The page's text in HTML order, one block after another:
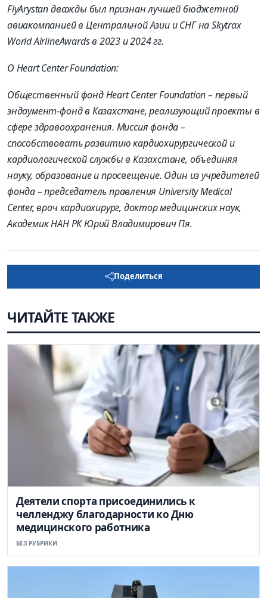
FlyArystanдважды был признан лучшей бюджетной
авиакомпанией в Центральной Азии и СНГ наSkytrax
WorldAirlineAwardsв2023 и 2024 гг.
О Heart Center Foundation:
Общественный фонд Heart Center Foundation – первый
эндаумент-фонд в Казахстане, реализующий проекты в
сфере здравоохранения. Миссия фонда –
способствовать развитию кардиохирургической и
кардиологической службы в Казахстане, объединяя
науку, образование и просвещение. Один из учредителей
фонда – председатель правления University Medical
Center, врач кардиохирург, доктор медицинских наук,
Академик НАН РК Юрий ВладимировичПя.
Поделиться
ЧИТАЙТЕ ТАКЖЕ
Деятели спорта присоединились к
челленджу благодарности ко Дню
медицинского работника
БЕЗ РУБРИКИ